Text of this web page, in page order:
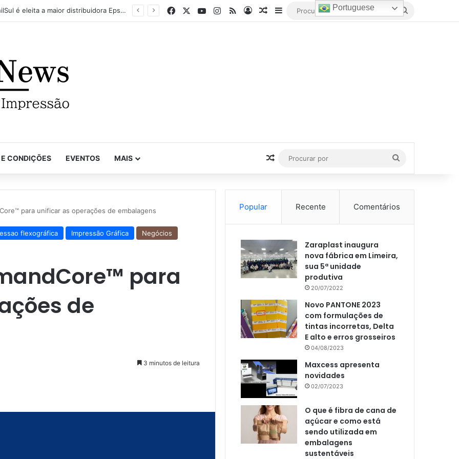
Mapel destaca versatilidade do poder da impressão na FuturePrint 2026 FacebookYouTubeInstagram
RSSEntrarArtigo aleatório
Barra Lateral
CONDIÇÕES EVENTOS MAIS Artigo aleatório
por
para unificar as operações de embalagens
flexográfica Impressão Gráfica
Negócios
para
de
3 minutos de leitura
Popular Recente Comentários
Zaraplast inaugura
nova fábrica em Limeira,
sua 5ª unidade
produtiva
20/07/2022
Novo PANTONE 2023
com formulações de
tintas incorretas, Delta
E alto e erros grosseiros
04/08/2023
Maxcess apresenta
novidades
02/07/2023
O que é fibra de cana de
açúcar e como está
sendo utilizada em
embalagens
sustentáveis
Portuguese